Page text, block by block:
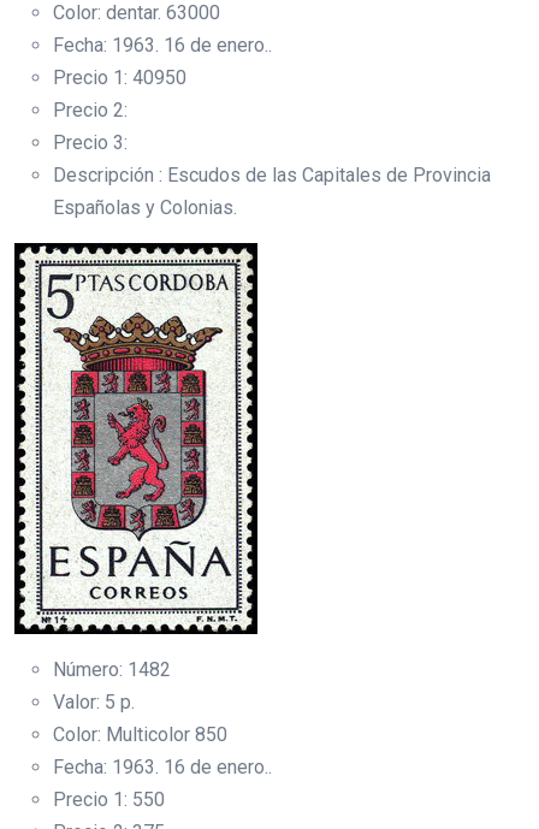
Color: dentar. 63000
Fecha: 1963. 16 de enero..
Precio 1: 40950
Precio 2:
Precio 3:
Descripción : Escudos de las Capitales de Provincia
Españolas y Colonias.
Número: 1482
Valor: 5 p.
Color: Multicolor 850
Fecha: 1963. 16 de enero..
Precio 1: 550